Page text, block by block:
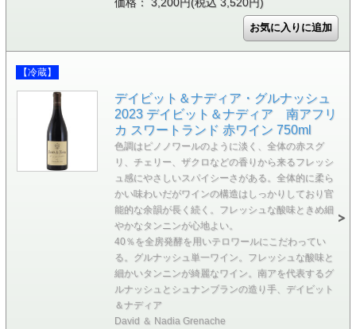
価格： 3,200円(税込 3,520円)
【冷蔵】
デイビット＆ナディア・グルナッシュ
2023 デイビット＆ナディア 南アフリ
カ スワートランド 赤ワイン 750ml
色調はピノノワールのように淡く、全体の赤スグ
リ、チェリー、ザクロなどの香りから来るフレッシ
ュ感にやさしいスパイシーさがある。全体的に柔ら
かい味わいだがワインの構造はしっかりしており官
能的な余韻が長く続く。フレッシュな酸味ときめ細
やかなタンニンが心地よい。
40％を全房発酵を用いテロワールにこだわってい
る。グルナッシュ単一ワイン。フレッシュな酸味と
細かいタンニンが綺麗なワイン。南アを代表するグ
ルナッシュとシュナンブランの造り手、デイビット
＆ナディア
David ＆ Nadia Grenache